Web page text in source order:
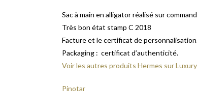
Sac à main en alligator réalisé sur
Très bon état stamp C 2018
Facture et le certificat de
Packaging : certificat d’authenticité.
Voir les autres produits Hermes sur
Pinotar